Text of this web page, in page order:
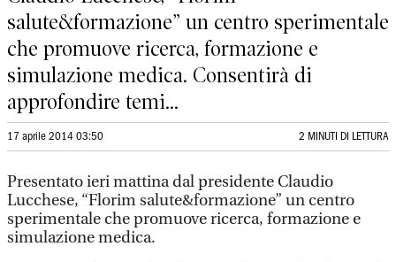
salute&formazione” un centro sperimentale
che promuove ricerca, formazione e
simulazione medica. Consentirà di
approfondire temi...
17 aprile 2014 03:50 2 MINUTI DI LETTURA
Presentato ieri mattina dal presidente Claudio
Lucchese, “Florim salute&formazione” un centro
sperimentale che promuove ricerca, formazione e
simulazione medica.